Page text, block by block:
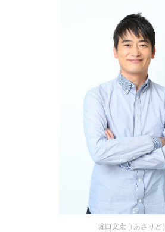
堀口文宏（あさりど）